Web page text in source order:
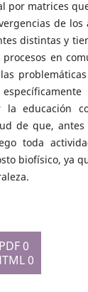
por matrices
de
distintas y
en
la educación
de que,
toda
biofísico, ya
PDF 0
0